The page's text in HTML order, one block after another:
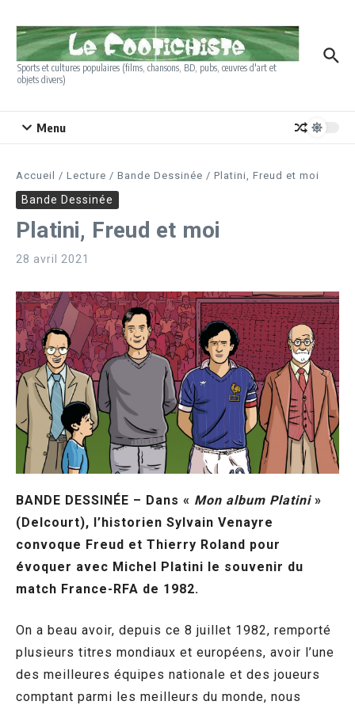
Sports et cultures populaires (films, chansons, BD, pubs, œuvres d'art et
objets divers)
Menu
Accueil / Lecture / Bande Dessinée / Platini, Freud et moi
Bande Dessinée
Platini, Freud et moi
28 avril 2021
BANDE DESSINÉE – Dans « Mon album Platini»
(Delcourt), l’historien Sylvain Venayre
convoque Freud et Thierry Roland pour
évoquer avec Michel Platini le souvenir du
match France-RFA de 1982.
On a beau avoir, depuis ce 8 juillet 1982, remporté
plusieurs titres mondiaux et européens, avoir l’une
des meilleures équipes nationale et des joueurs
comptant parmi les meilleurs du monde, nous